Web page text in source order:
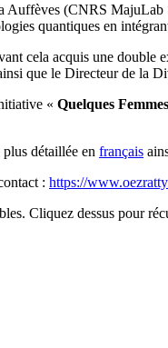
Auffèves (CNRS
quantiques en
cela acquis une double
que le Directeur de la
« Quelques
détaillée en français
: https://
Cliquez dessus pour